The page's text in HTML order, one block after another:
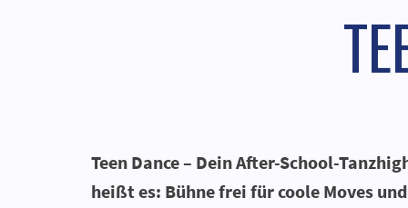
Teen Dance – Dein After-School-
heißt es: Bühne frei für coole Moves